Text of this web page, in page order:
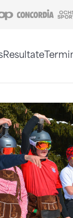
Coop
Resultate